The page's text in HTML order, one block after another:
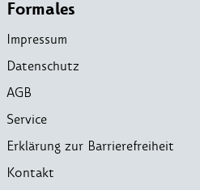
Formales
Impressum
Datenschutz
AGB
Service
Erklärung zur Barrierefreiheit
Kontakt